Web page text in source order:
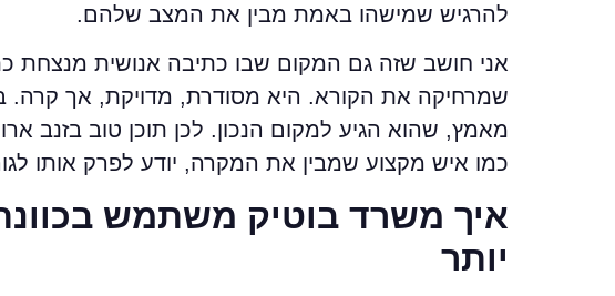
להרגיש שמישהו באמת מבין את המצב שלהם.
אני חושב שזה גם המקום שבו כתיבה אנושית מנצחת
שמרחיקה את הקורא. היא מסודרת, מדויקת, אך קרה.
מאמץ, שהוא הגיע למקום הנכון. לכן תוכן טוב בזנב
כמו איש מקצוע שמבין את המקרה, יודע לפרק אותו
איך משרד בוטיק משתמש
יותר